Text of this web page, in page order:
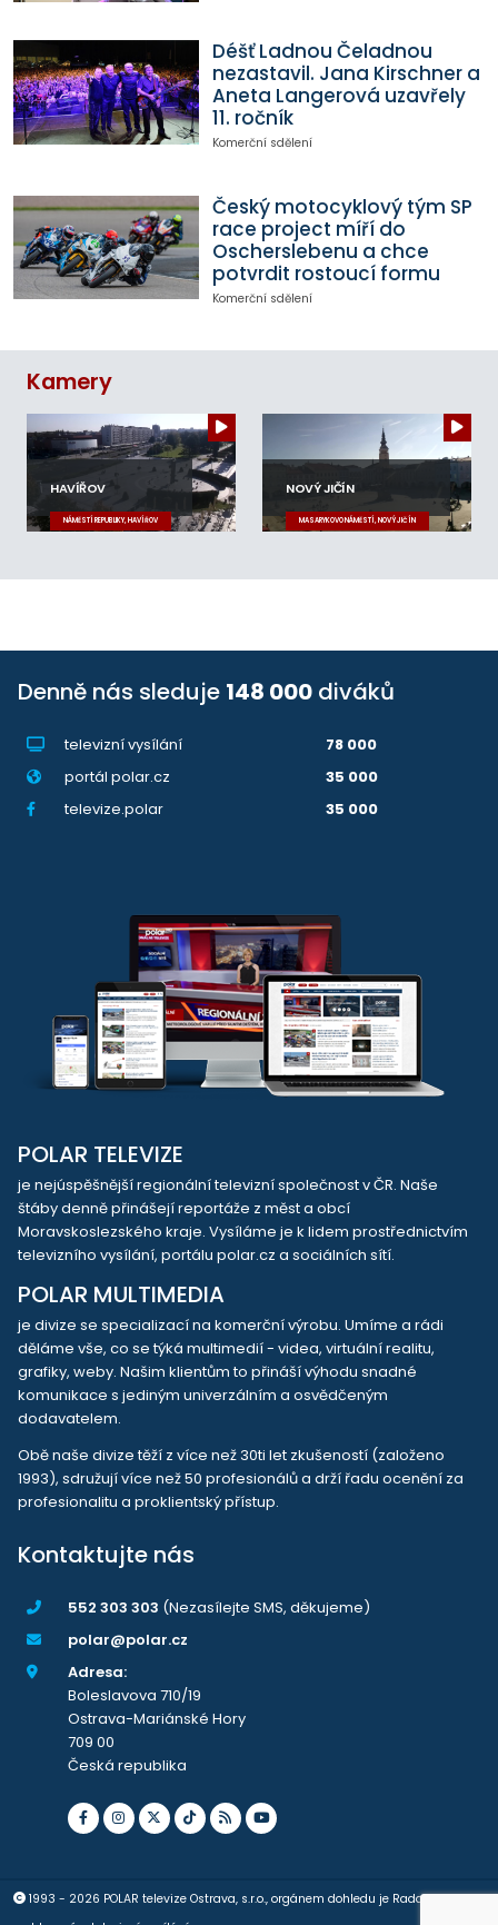
Déšť Ladnou Čeladnou
nezastavil. Jana Kirschner a
Aneta Langerová uzavřely
11. ročník
Komerční sdělení
Český motocyklový tým SP
race project míří do
Oscherslebenu a chce
potvrdit rostoucí formu
Komerční sdělení
Kamery
HAVÍŘOV
NÁMĚSTÍ REPUBLIKY, HAVÍŘOV
NOVÝ JIČÍN
MASARYKOVO NÁMĚSTÍ, NOVÝ JIČÍN
Denně nás sleduje 148 000 diváků
televizní vysílání
78 000
portál polar.cz
35 000
televize.polar
35 000
POLAR TELEVIZE
je nejúspěšnější regionální televizní společnost v ČR. Naše
štáby denně přinášejí reportáže z měst a obcí
Moravskoslezského kraje. Vysíláme je k lidem prostřednictvím
televizního vysílání, portálu polar.cz a sociálních sítí.
POLAR MULTIMEDIA
je divize se specializací na komerční výrobu. Umíme a rádi
děláme vše, co se týká multimedií - videa, virtuální realitu,
grafiky, weby. Našim klientům to přináší výhodu snadné
komunikace s jediným univerzálním a osvědčeným
dodavatelem.
Obě naše divize těží z více než 30ti let zkušeností (založeno
1993), sdružují více než 50 profesionálů a drží řadu ocenění za
profesionalitu a proklientský přístup.
Kontaktujte nás
552 303 303 (Nezasílejte SMS, děkujeme)
polar@polar.cz
Adresa:
Boleslavova 710/19
Ostrava-Mariánské Hory
709 00
Česká republika
1993 - 2026 POLAR televize Ostrava, s.r.o., orgánem dohledu je Rada pro